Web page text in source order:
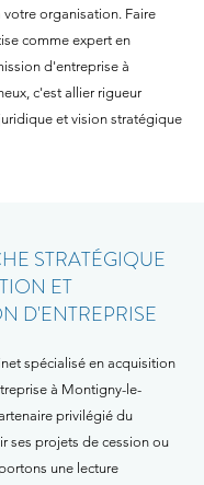
organisation. Faire
comme expert en
d'entreprise à
c'est allier rigueur
et vision stratégique
STRATÉGIQUE
ET
D'ENTREPRISE
spécialisé en acquisition
à Montigny-le-
privilégié du
ses projets de cession ou
une lecture